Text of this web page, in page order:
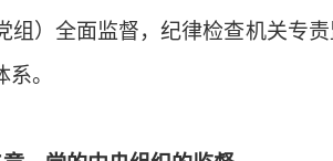
全面监督，纪律检查机关专责
。